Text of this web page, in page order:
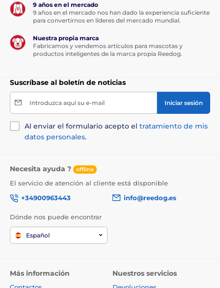
El emisor tiene un ancho de 3,7 cm y una
altura de 15 cm, por lo que esperfecto
no se te caerá de la mano gracias a la correa. El
receptor mide 5,5 cm de ancho, 2 cm de profundidad y
3 cm de altura. El peso del receptor es de 80 gramos.
previo aviso. Las imágenes tienen únicamente
El producto aparece en las categorías
Collares de adiestramiento
Poco resistente al agua
Para perros grandes
9 años en el mercado
9 años en el mercado nos han dado la experiencia suficiente
para convertirnos en líderes del mercado mundial.
Nuestra propia marca
Fabricamos y vendemos artículos para mascotas y
productos inteligentes de la marca propia Reedog.
Suscríbase al boletín de noticias
Introduzca aquí su e-mail Iniciar sesión
Al enviar el formulario acepto el tratamiento de mis
datos personales.
Necesita ayuda ? offline
El servicio de atención al cliente está disponible
+34900963443
info@reedog.es
Dónde nos puede encontrar
Español
Más información Nuestros servicios